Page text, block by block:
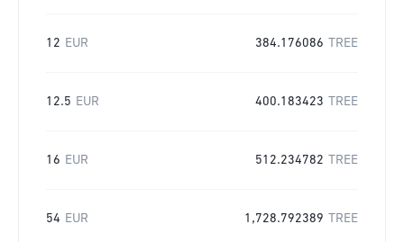
12 EUR 384.176086 TREE
12.5 EUR 400.183423 TREE
16 EUR 512.234782 TREE
54 EUR 1,728.792389 TREE